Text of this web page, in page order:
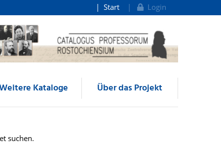
Start Login
Kataloge Über das Projekt
suchen.